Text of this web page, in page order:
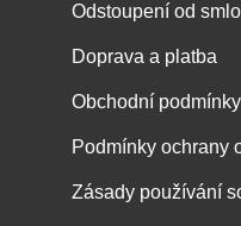
Odstoupení od
Doprava a platba
Obchodní podmínky
Podmínky ochrany
Zásady používání